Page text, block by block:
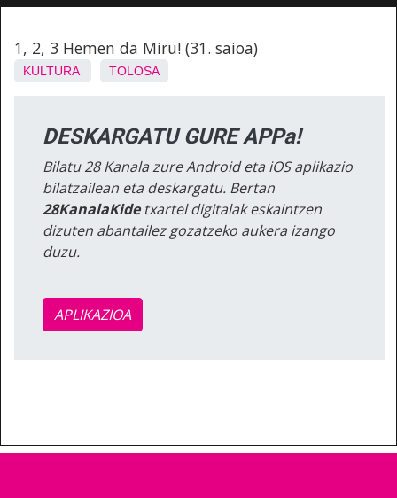
1, 2, 3 Hemen da Miru! (31. saioa)
KULTURA TOLOSA
DESKARGATU GURE APPa!
Bilatu 28 Kanala zure Android eta iOS aplikazio
bilatzailean eta deskargatu. Bertan
28KanalaKidetxartel digitalak eskaintzen
dizuten abantailez gozatzeko aukera izango
duzu.
APLIKAZIOA